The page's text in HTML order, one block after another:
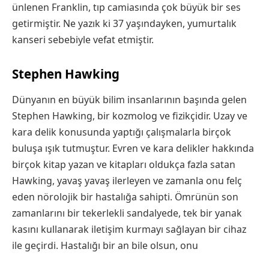
ünlenen Franklin, tıp camiasında çok büyük bir ses
getirmiştir. Ne yazık ki 37 yaşındayken, yumurtalık
kanseri sebebiyle vefat etmiştir.
Stephen Hawking
Dünyanın en büyük bilim insanlarının başında gelen
Stephen Hawking, bir kozmolog ve fizikçidir. Uzay ve
kara delik konusunda yaptığı çalışmalarla birçok
buluşa ışık tutmuştur. Evren ve kara delikler hakkında
birçok kitap yazan ve kitapları oldukça fazla satan
Hawking, yavaş yavaş ilerleyen ve zamanla onu felç
eden nörolojik bir hastalığa sahipti. Ömrünün son
zamanlarını bir tekerlekli sandalyede, tek bir yanak
kasını kullanarak iletişim kurmayı sağlayan bir cihaz
ile geçirdi. Hastalığı bir an bile olsun, onu